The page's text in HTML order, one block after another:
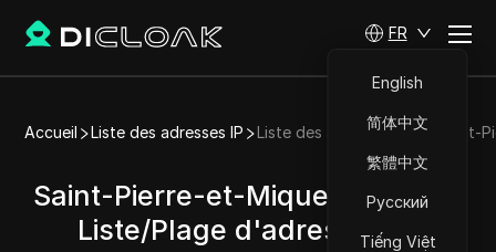
FR
English
简体中文
繁體中文
Русский
Tiếng Việt
Accueil Liste des adresses IP Liste des adresses IP de Saint-
Saint-Pierre-et-Miquelon (PM) -
Liste/Plage d'adresses IP